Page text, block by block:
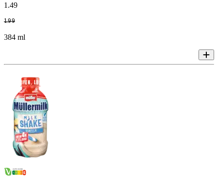
1.49
1.99
384 ml